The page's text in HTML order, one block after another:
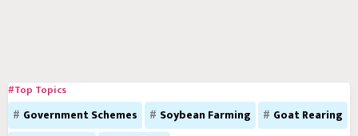
#Top Topics
Government Schemes Soybean Farming
Goat Rearing